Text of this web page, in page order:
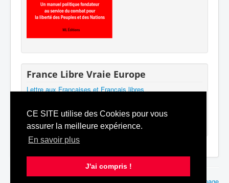
CE SITE utilise des Cookies pour vous
assurer la meilleure expérience.
En savoir plus
J'ai compris !
France Libre Vraie Europe
Lettre aux Françaises et Français libres
Contact